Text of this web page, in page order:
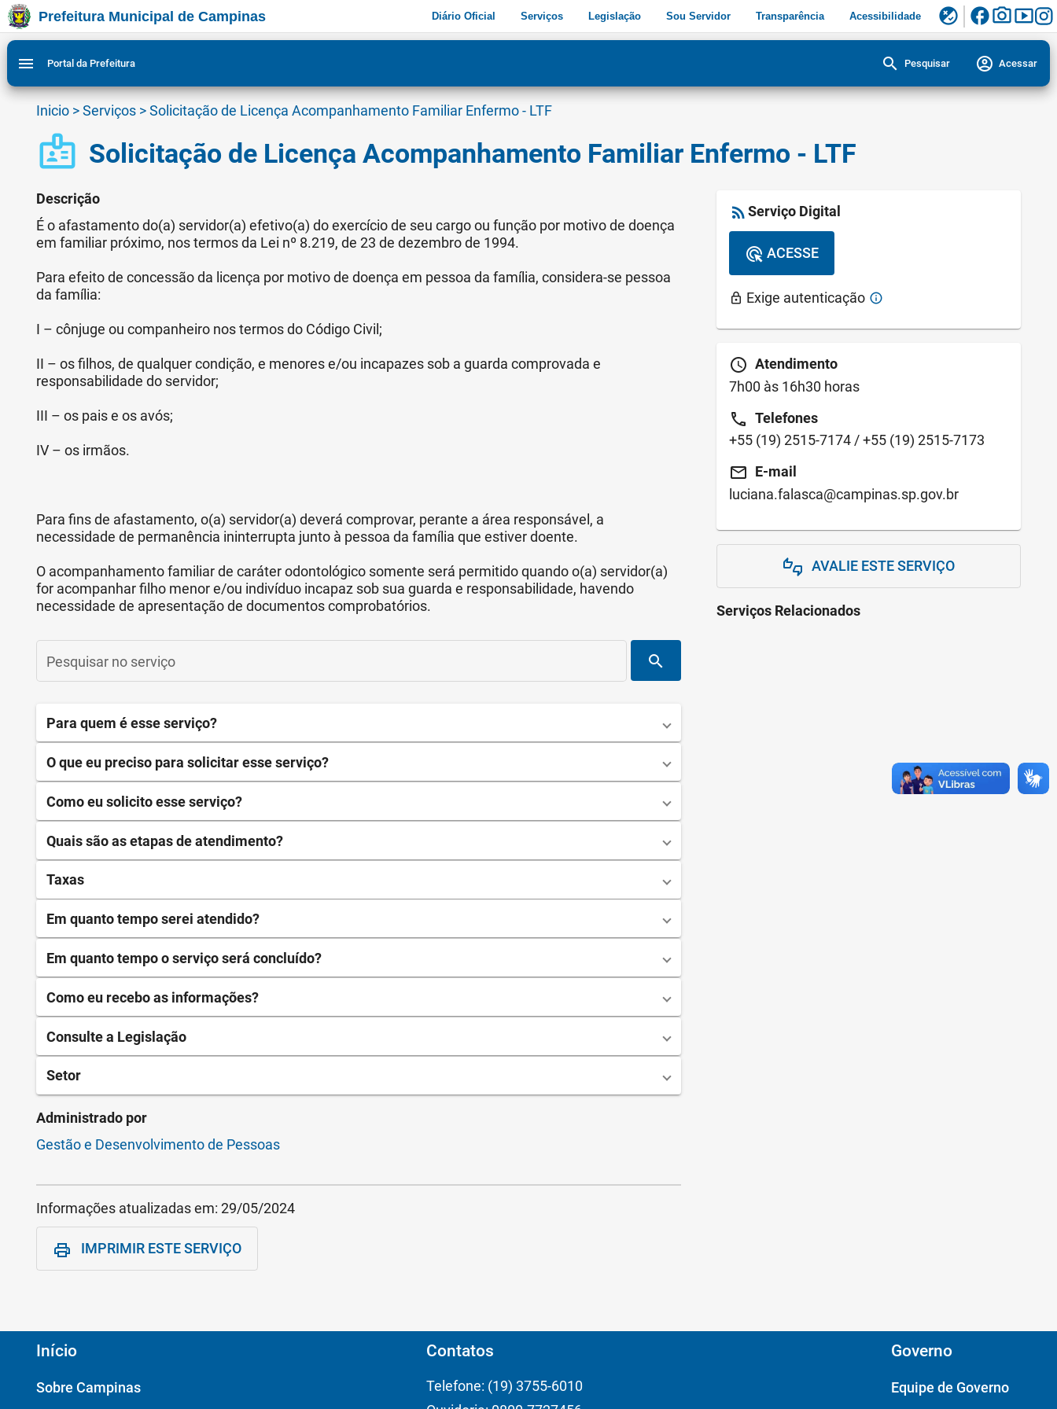
Ir para conteudo 1
Ir para menu do site da Prefeitura de Campinas
Ligar/Desligar contraste visual de tela para acessibilidade
Prefeitura Municipal de Campinas Diário Oficial Serviços Legislação Sou Servidor Transparência Acessibilidade flaky facebookphoto_camerasmart_display
menu Portal da Prefeitura search Pesquisar account_circle Acessar
Inicio>Serviços>Solicitação de Licença Acompanhamento Familiar Enfermo - LTF
badge Solicitação de Licença Acompanhamento Familiar Enfermo - LTF
thumbs_up_downAVALIE ESTE SERVIÇO
rss_feedServiço Digital
ads_click ACESSE
lock Exige autenticação info
schedule Atendimento
7h00 às 16h30 horas
call Telefones
+55 (19) 2515-7174/ +55 (19) 2515-7173
email E-mail
luciana.falasca@campinas.sp.gov.br
Serviços Relacionados
Descrição
É o afastamento do(a) servidor(a) efetivo(a) do exercício de seu cargo ou função por motivo de doença
em familiar próximo, nos termos da Lei nº 8.219, de 23 de dezembro de 1994.
Para efeito de concessão da licença por motivo de doença em pessoa da família, considera-se pessoa
da família:
I – cônjuge ou companheiro nos termos do Código Civil;
II – os filhos, de qualquer condição, e menores e/ou incapazes sob a guarda comprovada e
responsabilidade do servidor;
III – os pais e os avós;
IV – os irmãos.
Para fins de afastamento, o(a) servidor(a) deverá comprovar, perante a área responsável, a
necessidade de permanência ininterrupta junto à pessoa da família que estiver doente.
O acompanhamento familiar de caráter odontológico somente será permitido quando o(a) servidor(a)
for acompanhar filho menor e/ou indivíduo incapaz sob sua guarda e responsabilidade, havendo
necessidade de apresentação de documentos comprobatórios.
Pesquisar no serviço search
Para quem é esse serviço?
O que eu preciso para solicitar esse serviço?
Como eu solicito esse serviço?
Quais são as etapas de atendimento?
Taxas
Em quanto tempo serei atendido?
Em quanto tempo o serviço será concluído?
Como eu recebo as informações?
Consulte a Legislação
Setor
Administrado por
Gestão e Desenvolvimento de Pessoas
Informações atualizadas em: 29/05/2024
print IMPRIMIR ESTE SERVIÇO
Início
Sobre Campinas
Contatos
Telefone: (19) 3755-6010
Governo
Equipe de Governo